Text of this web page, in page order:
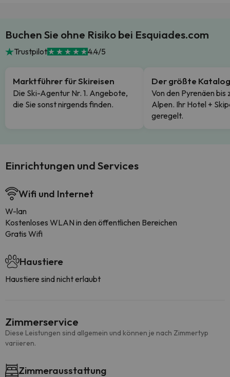
Buchen Sie ohne Risiko bei Esquiades.com
Trustpilot 4.4/5
Marktführer für Skireisen
Die Ski-Agentur Nr. 1. Angebote,
die Sie sonst nirgends finden.
Der größte Katalog
Von den Pyrenäen bis
Alpen. Ihr Hotel +
geregelt.
Einrichtungen und Services
Wifi und Internet
W-lan
Kostenloses WLAN in den öffentlichen Bereichen
Gratis Wifi
Haustiere
Haustiere sind nicht erlaubt
Zimmerservice
Diese Leistungen sind allgemein und können je nach Zimmertyp
variieren.
Zimmerausstattung